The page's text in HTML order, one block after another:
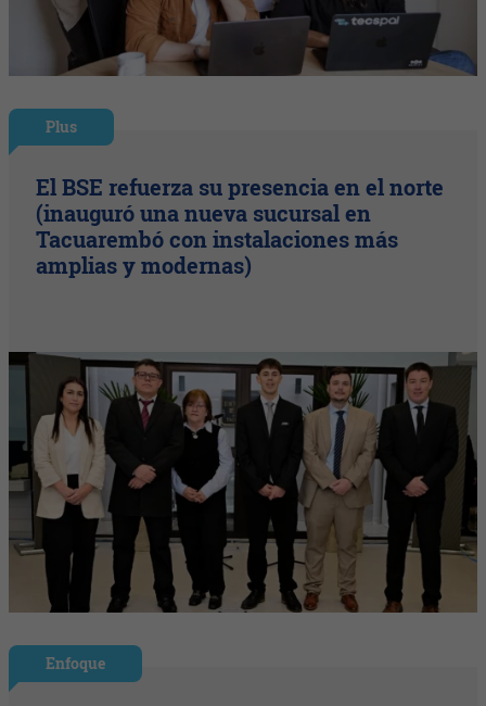
Plus
El BSE refuerza su presencia en el norte
(inauguró una nueva sucursal en
Tacuarembó con instalaciones más
amplias y modernas)
Enfoque